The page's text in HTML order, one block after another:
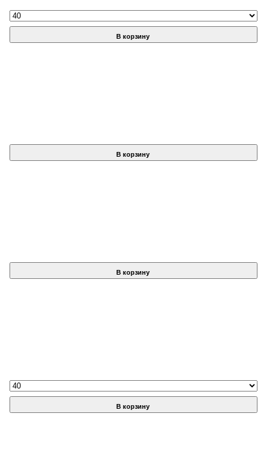
В корзину
В корзину
В корзину
В корзину